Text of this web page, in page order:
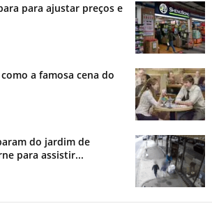
para ajustar preços e
a famosa cena do
do jardim de
para assistir...